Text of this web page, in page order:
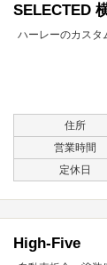
SELECTED
ハーレーのカスタ
住所
営業時間
定休日
High-Five